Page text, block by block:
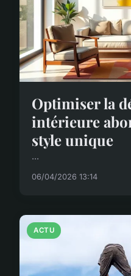
Optimiser la
intérieure
style unique
...
06/04/2026 13:14
ACTU